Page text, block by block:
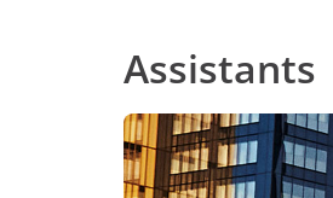
Assistants